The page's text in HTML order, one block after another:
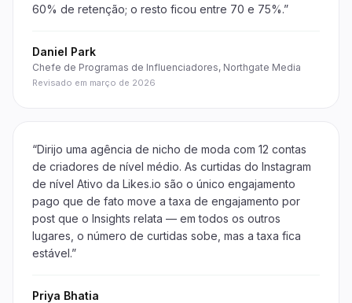
60% de retenção; o resto ficou entre 70 e 75%.”
Daniel Park
Chefe de Programas de Influenciadores, Northgate Media
Revisado em março de 2026
“Dirijo uma agência de nicho de moda com 12 contas
de criadores de nível médio. As curtidas do Instagram
de nível Ativo da Likes.io são o único engajamento
pago que de fato move a taxa de engajamento por
post que o Insights relata — em todos os outros
lugares, o número de curtidas sobe, mas a taxa fica
estável.”
Priya Bhatia